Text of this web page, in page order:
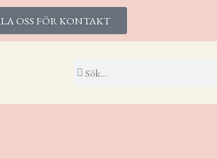
OSS FÖR KONTAKT